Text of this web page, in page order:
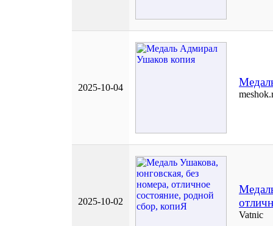
2025-10-04
2025-10-02
Vatnic